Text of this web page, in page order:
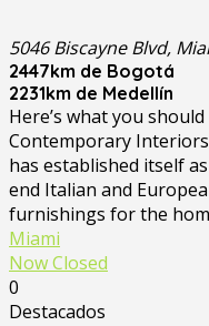
5046 Biscayne Blvd,
2447km de Bogotá
2231km de Medellín
Here’s what you
Contemporary
has established itself
end Italian and
furnishings for the
Miami
Now Closed
0
Destacados